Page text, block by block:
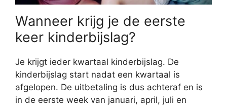
Wanneer krijg je de eerste
keer kinderbijslag?
Je krijgt ieder kwartaal kinderbijslag. De
kinderbijslag start nadat een kwartaal is
afgelopen. De uitbetaling is dus achteraf en is
in de eerste week van januari, april, juli en